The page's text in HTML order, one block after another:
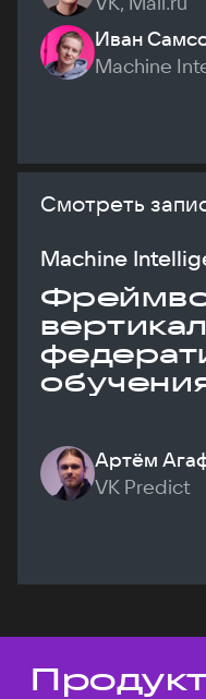
Иван
Machine
Смотреть
Machine
Артём
VK Predict
Темы докладов